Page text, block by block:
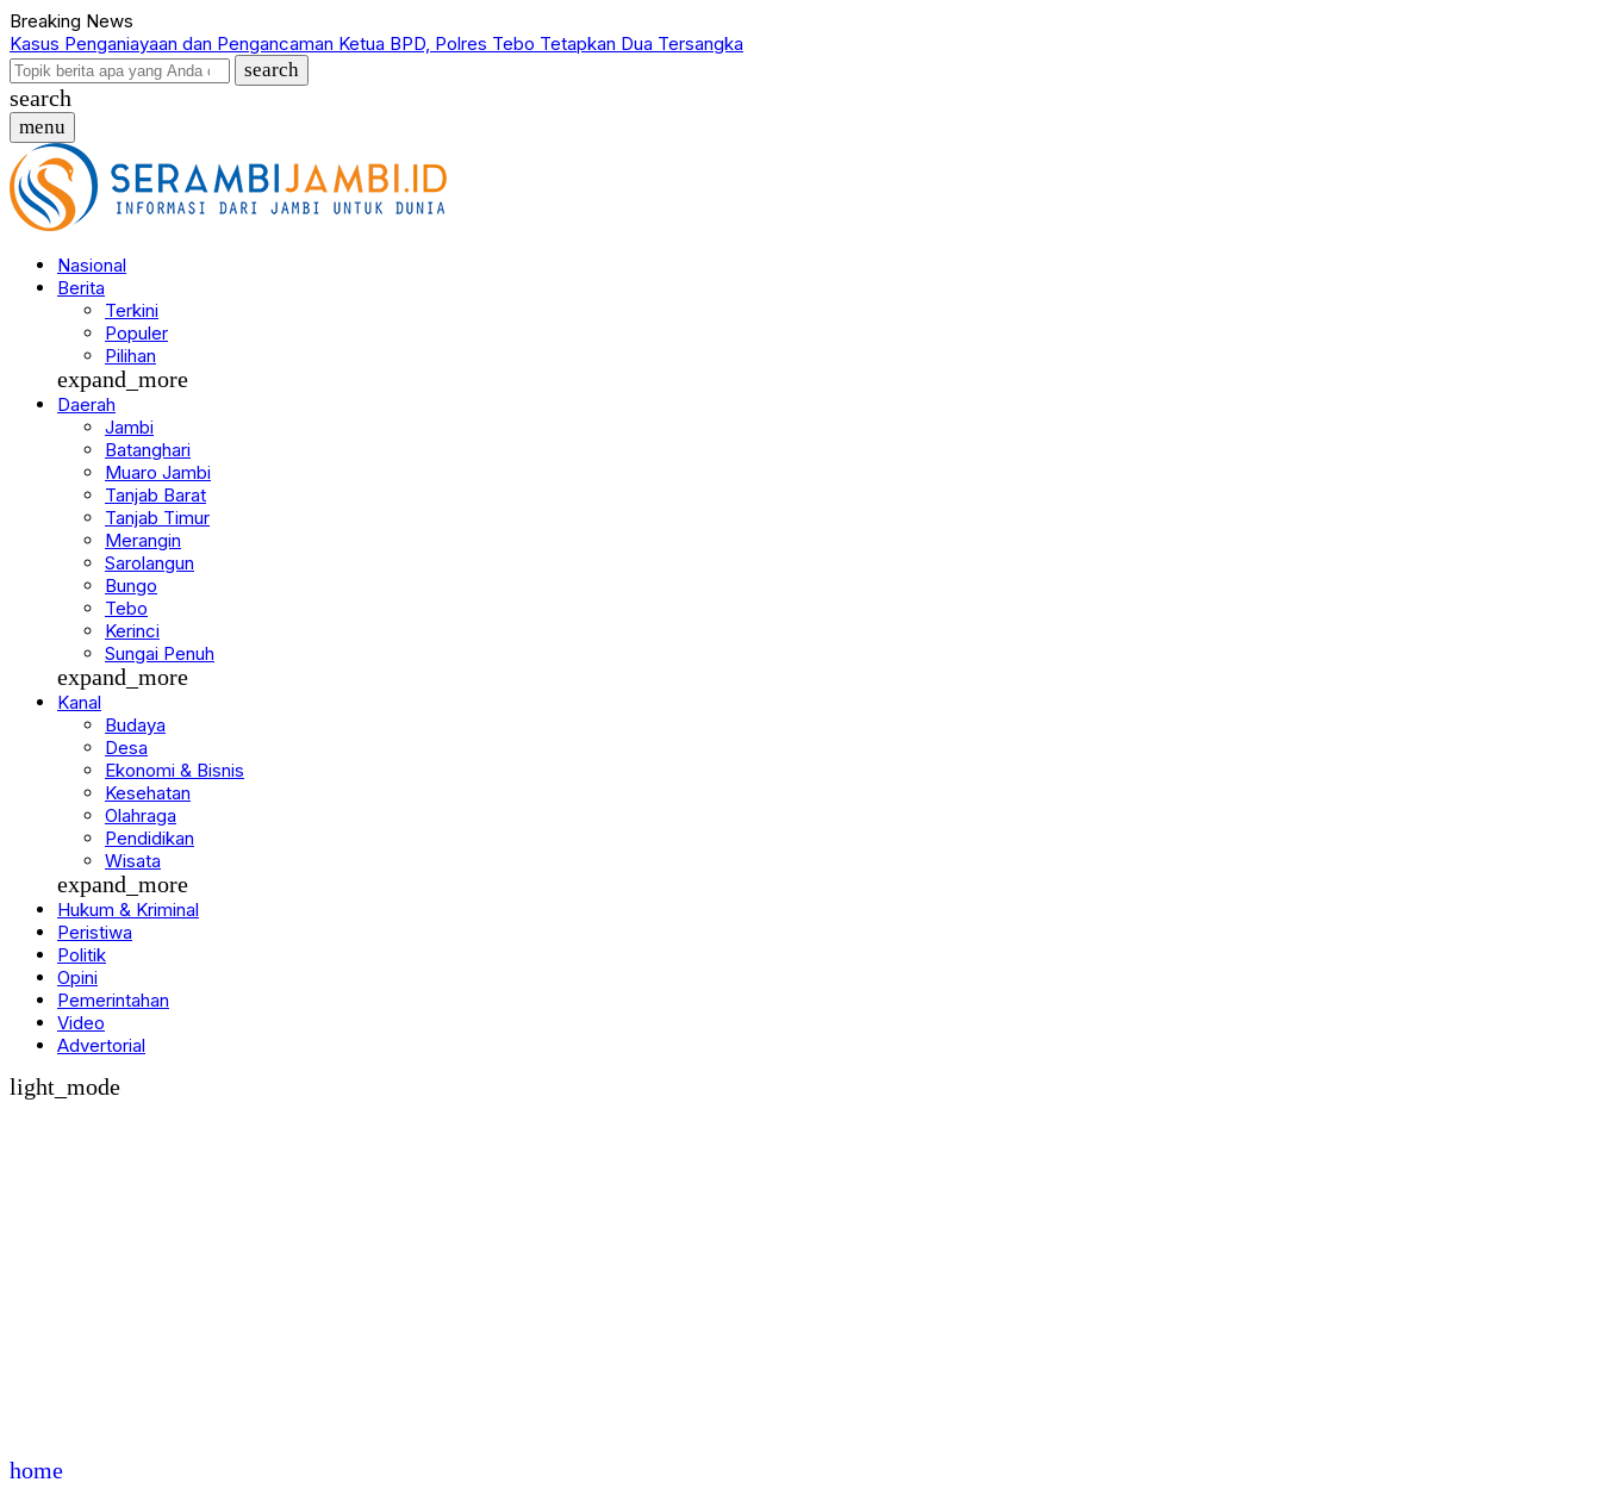
Breaking News
Kasus Penganiayaan dan Pengancaman Ketua BPD, Polres Tebo Tetapkan Dua Tersangka
search
search
menu
Nasional
Berita
Terkini
Populer
Pilihan
expand_more
Daerah
Jambi
Batanghari
Muaro Jambi
Tanjab Barat
Tanjab Timur
Merangin
Sarolangun
Bungo
Tebo
Kerinci
Sungai Penuh
expand_more
Kanal
Budaya
Desa
Ekonomi & Bisnis
Kesehatan
Olahraga
Pendidikan
Wisata
expand_more
Hukum & Kriminal
Peristiwa
Politik
Opini
Pemerintahan
Video
Advertorial
light_mode
home